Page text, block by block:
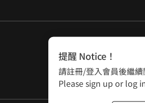
提醒 Notice！
請註冊/登入會員後繼續
Please sign up or log